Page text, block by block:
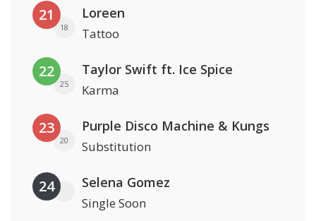
21
18
Loreen
Tattoo
22
25
Taylor Swift ft. Ice Spice
Karma
23
20
Purple Disco Machine & Kungs
Substitution
24 Selena Gomez
Single Soon